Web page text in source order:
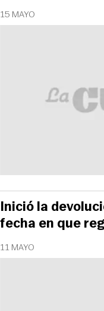
15 MAYO
11 MAYO
Inició la
fecha en que